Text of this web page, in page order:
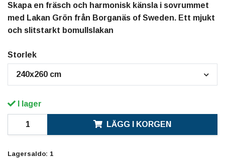
Skapa en fräsch och harmonisk känsla i sovrummet
med Lakan Grön från Borganäs of Sweden. Ett mjukt
och slitstarkt bomullslakan
Storlek
240x260 cm
I lager
LÄGG I KORGEN
Lagersaldo: 1